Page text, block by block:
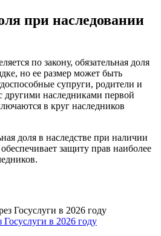
при наследовании
по закону, обязательная доля
но ее размер может быть
супруги, родители и
другими наследниками первой
в круг наследников
доля в наследстве при наличии
защиту прав наиболее
Госуслуги в 2026 году